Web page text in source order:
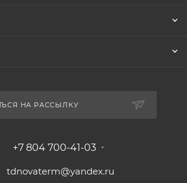
НА РАССЫЛКУ
+7 804 700-41-03
tdnovaterm@yandex.ru